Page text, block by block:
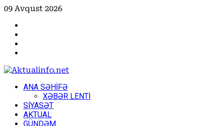
Skip
content
09 Avqust 2026
PrimaryANA SƏHİFƏ
XƏBƏR LENTİ
SİYASƏT
AKTUAL
GÜNDƏM